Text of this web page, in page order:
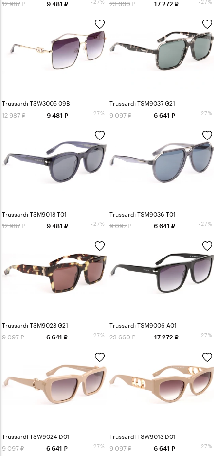
12 987 9 481 23 660 17 272
Trussardi TSW3005 09B
12 987 9 481 -27%
Trussardi TSM9037 G21
9 097 6 641 -27%
Trussardi TSM9018 T01
12 987 9 481 -27%
Trussardi TSM9036 T01
9 097 6 641 -27%
Trussardi TSM9028 G21
9 097 6 641 -27%
Trussardi TSM9006 A01
23 660 17 272 -27%
Trussardi TSW9024 D01
9 097 6 641 -27%
Trussardi TSW9013 D01
9 097 6 641 -27%